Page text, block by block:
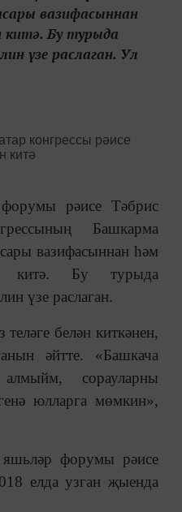
вазифасыннан
китә. Бу турыда
үзе раслаган. Ул
рәисе Тәбрис
Башкарма
вазифасыннан һәм
китә. Бу турыда
үзе раслаган.
белән киткәнен,
әйтте. «Башкача
сорауларны
юлларга мөмкин»,
форумы рәисе
елда узган җыенда